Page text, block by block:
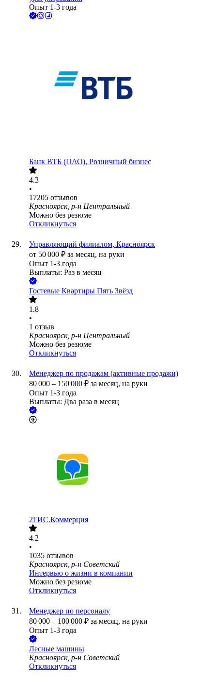
Опыт 1-3 года
Банк ВТБ (ПАО), Розничный бизнес
4.3
•
17205 отзывов
Красноярск, р-н Центральный
Можно без резюме
Откликнуться
Управляющий филиалом, Красноярск
от 50 000 ₽ за месяц, на руки
Опыт 1-3 года
Выплаты: Раз в месяц
Гостевые Квартиры Пять Звёзд
1.8
•
1 отзыв
Красноярск, р-н Центральный
Можно без резюме
Откликнуться
Менеджер по продажам (активные продажи)
80 000 – 150 000 ₽ за месяц, на руки
Опыт 1-3 года
Выплаты: Два раза в месяц
2ГИС.Коммерция
4.2
•
1035 отзывов
Красноярск, р-н Советский
Интервью о жизни в компании
Можно без резюме
Откликнуться
Менеджер по персоналу
80 000 – 100 000 ₽ за месяц, на руки
Опыт 1-3 года
Лесные машины
Красноярск, р-н Советский
Откликнуться